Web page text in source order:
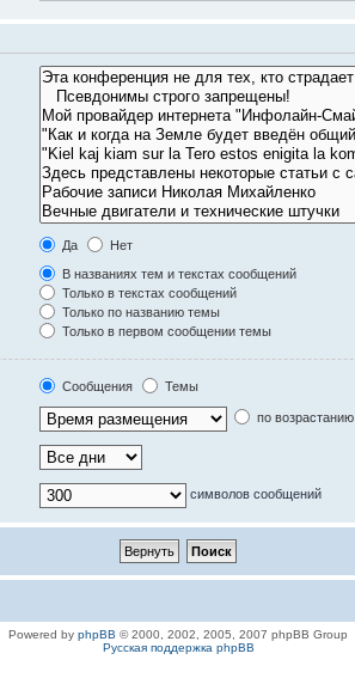
Да
Нет
В названиях тем и текстах сообщений
Только в текстах сообщений
Только по названию темы
Только в первом сообщении темы
Сообщения
Темы
по возрастанию
символов сообщений
Powered by phpBB © 2000, 2002, 2005, 2007 phpBB Group
Русская поддержка phpBB